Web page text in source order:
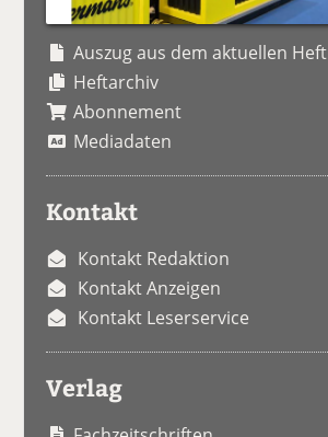
Auszug aus dem aktuellen Heft
Heftarchiv
Abonnement
Mediadaten
Kontakt
Kontakt Redaktion
Kontakt Anzeigen
Kontakt Leserservice
Verlag